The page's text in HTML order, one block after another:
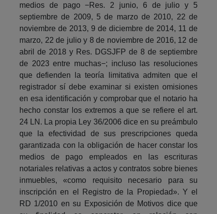
medios de pago −Res. 2 junio, 6 de julio y 5
septiembre de 2009, 5 de marzo de 2010, 22 de
noviembre de 2013, 9 de diciembre de 2014, 11 de
marzo, 22 de julio y 8 de noviembre de 2016, 12 de
abril de 2018 y Res. DGSJFP de 8 de septiembre
de 2023 entre muchas−; incluso las resoluciones
que defienden la teoría limitativa admiten que el
registrador sí debe examinar si existen omisiones
en esa identificación y comprobar que el notario ha
hecho constar los extremos a que se refiere el art.
24 LN. La propia Ley 36/2006 dice en su preámbulo
que la efectividad de sus prescripciones queda
garantizada con la obligación de hacer constar los
medios de pago empleados en las escrituras
notariales relativas a actos y contratos sobre bienes
inmuebles, «como requisito necesario para su
inscripción en el Registro de la Propiedad». Y el
RD 1/2010 en su Exposición de Motivos dice que